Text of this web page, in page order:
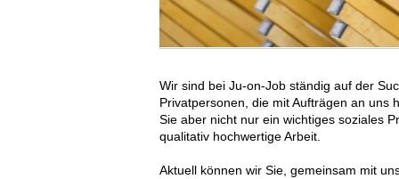
Wir sind bei Ju-on-Job ständig auf der
Privatpersonen, die mit Aufträgen an uns
Sie aber nicht nur ein wichtiges soziales
qualitativ hochwertige Arbeit.
Aktuell können wir Sie, gemeinsam mit